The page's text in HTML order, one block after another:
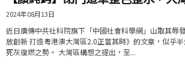
2024年08月13日
近日廣傳中共社科院旗下「中國社會科學網」山取其辱
放創新 打造粵港澳大灣區2.0正當其時》的文章，似乎
死灰復燃之勢。 大灣區構想之提出，至...